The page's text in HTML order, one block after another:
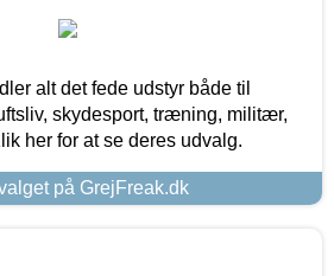
alt det fede udstyr både til
skydesport, træning, militær,
her for at se deres udvalg.
på GrejFreak.dk